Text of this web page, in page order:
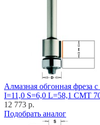
Алмазная обгонная
I=11,0 S=6,0 L=58,1 CMT
12 773 р.
Подобрать аналог